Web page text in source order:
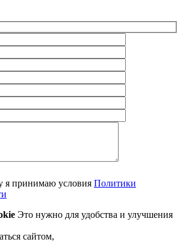
я принимаю условия Политики
Это нужно для удобства и улучшения
сайтом,